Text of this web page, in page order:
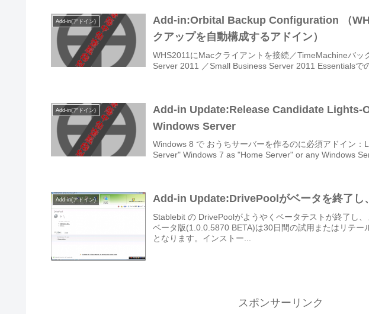
Add-in(アドイン)
Add-in:Orbital Backup Configuration （
クアップを自動構成するアドイン）
WHS2011にMacクライアントを接続／TimeMachineバッ
Server 2011 ／Small Business Server 2011 Essentialsで
Add-in(アドイン)
Add-in Update:Release Candidate Lights-
Windows Server
Windows 8 で おうちサーバーを作るのに必須アドイン
Server" Windows 7 as "Home Server" or any Windows
Add-in(アドイン) Add-in Update:DrivePoolがベータを終了し
Stablebit の DrivePoolがようやくベータテストが終了し
ベータ版(1.0.0.5870 BETA)は30日間の試用またはリテ
となります。インストー...
スポンサーリンク